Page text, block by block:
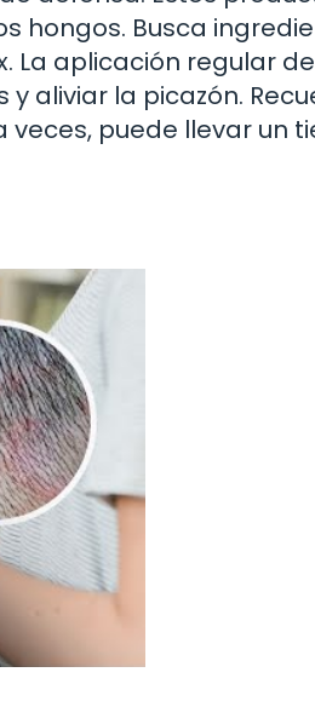
hongos. Busca
La aplicación regular
aliviar la picazón.
puede llevar un